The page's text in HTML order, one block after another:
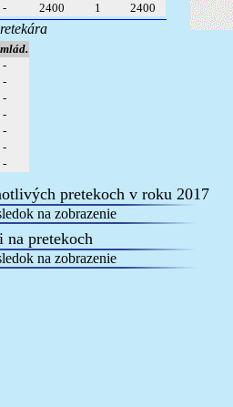
- 2400 1 2400
-
-
-
-
-
-
-
pretekoch v roku 2017
na zobrazenie
na pretekoch
na zobrazenie